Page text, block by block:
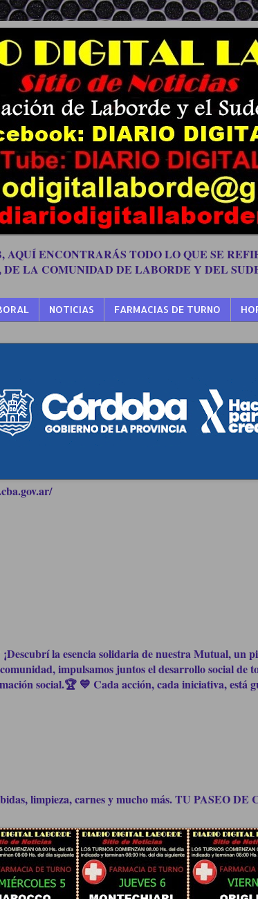
ENCONTRARÁS TODO LO QUE SE
LA COMUNIDAD DE LABORDE Y DEL
NOTICIAS FARMACIAS DE TURNO
¡Descubrí la esencia solidaria de nuestra Mutual, un
impulsamos juntos el desarrollo social de
social.🏆 💙 Cada acción, cada iniciativa, está
limpieza, carnes y mucho más. TU PASEO